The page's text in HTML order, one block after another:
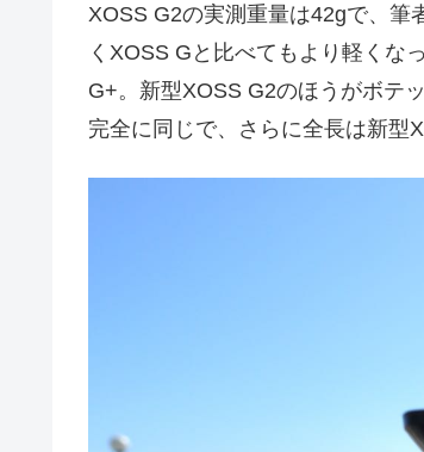
XOSS G2の実測重量は42gで、
くXOSS Gと比べてもより軽くな
G+。新型XOSS G2のほうがボテ
完全に同じで、さらに全長は新型